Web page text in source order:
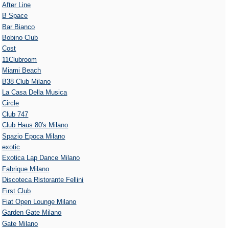
After Line
B Space
Bar Bianco
Bobino Club
Cost
11Clubroom
Miami Beach
B38 Club Milano
La Casa Della Musica
Circle
Club 747
Club Haus 80's Milano
Spazio Epoca Milano
exotic
Exotica Lap Dance Milano
Fabrique Milano
Discoteca Ristorante Fellini
First Club
Fiat Open Lounge Milano
Garden Gate Milano
Gate Milano